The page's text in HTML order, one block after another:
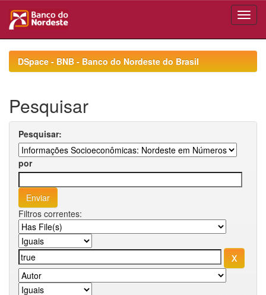
navigationDSpace - BNB - Banco do Nordeste do Brasil
Pesquisar
Pesquisar:
por
Filtros correntes: